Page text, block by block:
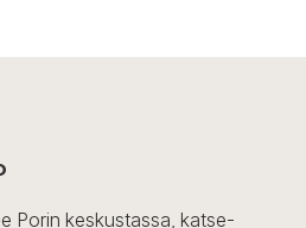
Porin keskustassa, katse-